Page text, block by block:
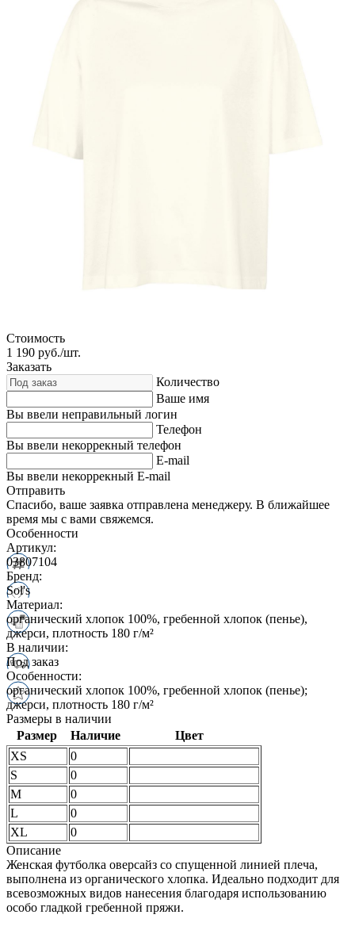
Стоимость
1 190 руб./шт.
Заказать
Количество
Ваше имя
Вы ввели неправильный логин
Телефон
Вы ввели некоррекный телефон
E-mail
Вы ввели некоррекный E-mail
Отправить
Спасибо, ваше заявка отправлена менеджеру. В ближайшее
время мы с вами свяжемся.
Особенности
Артикул:
03807104
Бренд:
Sol's
Материал:
органический хлопок 100%, гребенной хлопок (пенье),
джерси, плотность 180 г/м²
В наличии:
Под заказ
Особенности:
органический хлопок 100%, гребенной хлопок (пенье);
джерси, плотность 180 г/м²
Размеры в наличии
Размер
Наличие
Цвет
XS
0
S
0
M
0
L
0
XL
0
Описание
Женская футболка оверсайз со спущенной линией плеча,
выполнена из органического хлопка. Идеально подходит для
всевозможных видов нанесения благодаря использованию
особо гладкой гребенной пряжи.